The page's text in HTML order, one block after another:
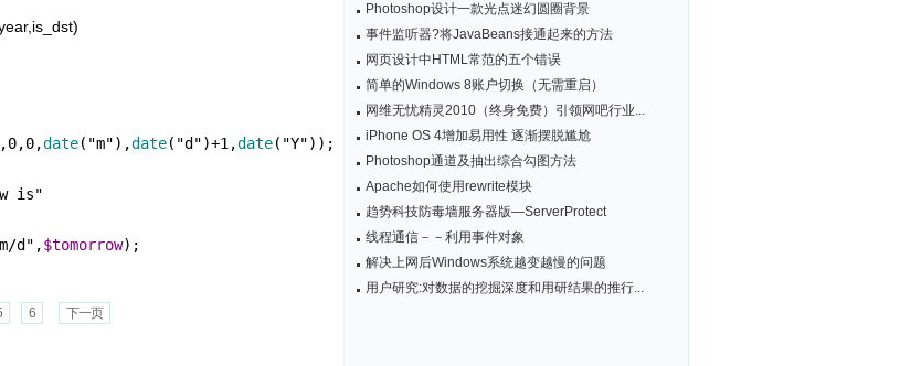
,0,0,date( "m") ,date( "d ")+1 ,date( "Y"));
is"
d " ,$tomorrow);
6 下一页
Photoshop设计一款光点迷幻圆圈背景
事件监听器?将JavaBeans接通起来的方法
网页设计中HTML常范的五个错误
简单的Windows 8账户切换（无需重启）
网维无忧精灵2010（终身免费）引领网吧行业...
iPhone OS 4增加易用性 逐渐摆脱尴尬
Photoshop通道及抽出综合勾图方法
Apache如何使用rewrite模块
趋势科技防毒墙服务器版—ServerProtect
线程通信－－利用事件对象
解决上网后Windows系统越变越慢的问题
用户研究:对数据的挖掘深度和用研结果的推行...